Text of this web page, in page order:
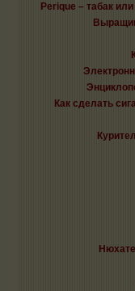
Perique – табак
Как сделать